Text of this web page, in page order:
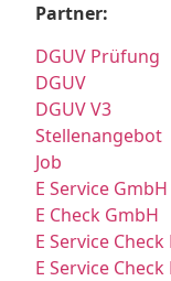
Partner:
DGUV Prüfung
DGUV
DGUV V3
Stellenangebot
Job
E Service GmbH
E Check GmbH
E Service
E Service